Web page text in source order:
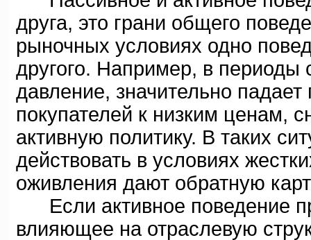
друга, это грани общего
рыночных условиях одно
другого. Например, в периоды
давление, значительно
покупателей к низким ценам,
активную политику. В таких
действовать в условиях
оживления дают обратную
Если активное поведение
влияющее на отраслевую